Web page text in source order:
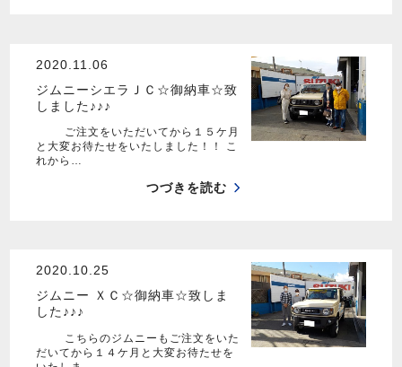
2020.11.06
ジムニーシエラＪＣ☆御納車☆致
しました♪♪♪
ご注文をいただいてから１５ケ月
と大変お待たせをいたしました！！ こ
れから…
つづきを読む
2020.10.25
ジムニー ＸＣ☆御納車☆致しま
した♪♪♪
こちらのジムニーもご注文をいた
だいてから１４ケ月と大変お待たせを